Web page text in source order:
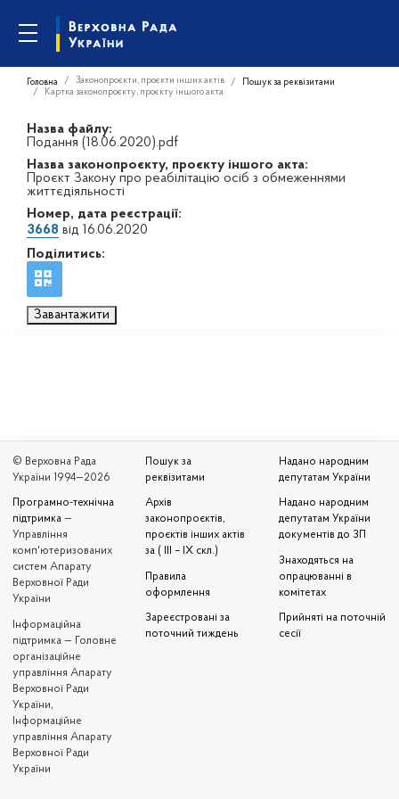
Головна Законопроєкти, проєкти інших актів
Пошук за реквізитами
Картка законопроєкту, проєкту іншого акта
Назва файлу:
Подання (18.06.2020).pdf
Назва законопроєкту, проєкту іншого акта:
Проєкт Закону про реабілітацію осіб з обмеженнями
життєдіяльності
Номер, дата реєстрації:
3668 від 16.06.2020
Поділитись:
Завантажити
© Верховна Рада
України 1994—2026
Програмно-технічна
підтримка —
Управління
комп'ютеризованих
систем Апарату
Верховної Ради
України
Iнформаційна
підтримка — Головне
організаційне
управління Апарату
Верховної Ради
України,
Інформаційне
управління Апарату
Верховної Ради
України
Пошук за
реквізитами
Архів
законопроєктів,
проєктів інших актів
за ( III – IX скл.)
Правила
оформлення
Зареєстровані за
поточний тиждень
Надано народним
депутатам України
Надано народним
депутатам України
документів до ЗП
Знаходяться на
опрацюванні в
комітетах
Прийняті на поточній
сесії